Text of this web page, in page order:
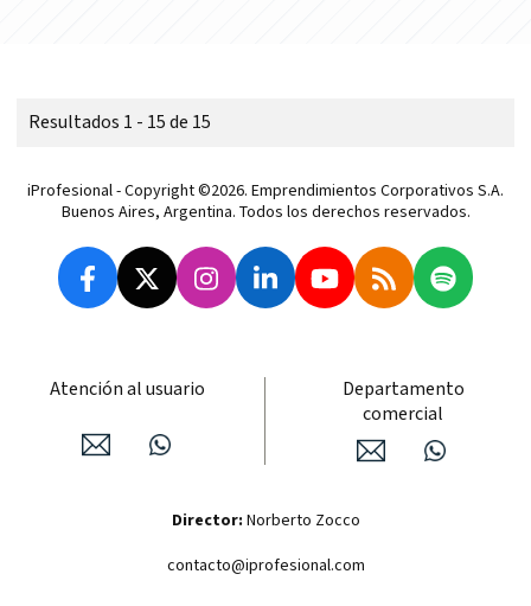
Resultados 1 - 15 de 15
iProfesional - Copyright ©2026. Emprendimientos Corporativos S.A.
Buenos Aires, Argentina. Todos los derechos reservados.
Atención al usuario
Departamento
comercial
Director: Norberto Zocco
contacto@iprofesional.com